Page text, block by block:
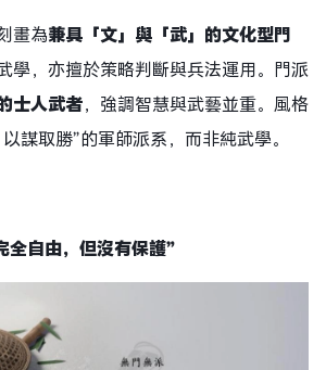
畫為兼具「文」與「武」的文化型門
學，亦擅於策略判斷與兵法運用。門派
士人武者，強調智慧與武藝並重。風格
謀取勝”的軍師派系，而非純武學。
全自由，但沒有保護”